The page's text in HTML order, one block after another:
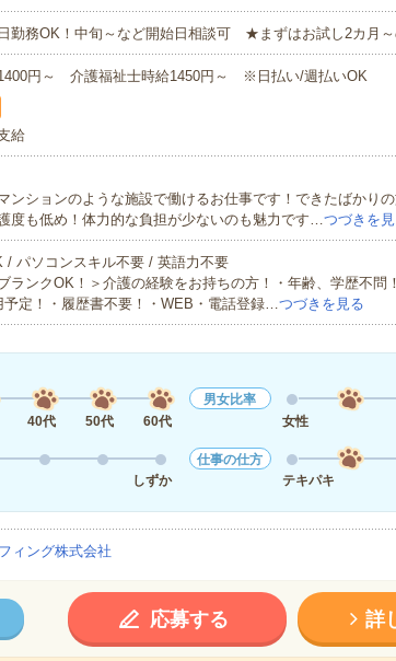
日勤務OK！中旬～など開始日相談可 ★まずはお試し2カ月～
円～ 介護福祉士時給1450円～ ※日払い/週払いOK
給
ンションのような施設で働けるお仕事です！できたばかり
度も低め！体力的な負担が少ないのも魅力です…つづきを
/ パソコンスキル不要 / 英語力不要
ランクOK！＞介護の経験をお持ちの方！・年齢、学歴不問
予定！・履歴書不要！・WEB・電話登録…つづきを見る
40代 50代 60代
男女比率
女性
しずか
仕事の仕方
テキパキ
ィング株式会社
応募する 詳